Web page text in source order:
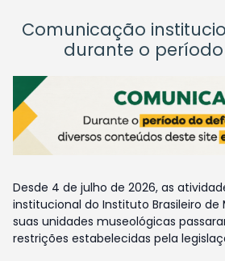
Comunicação
durante o
Desde 4 de julho de 2026, as
institucional do Instituto Brasileiro de
suas unidades museológicas
restrições estabelecidas pela